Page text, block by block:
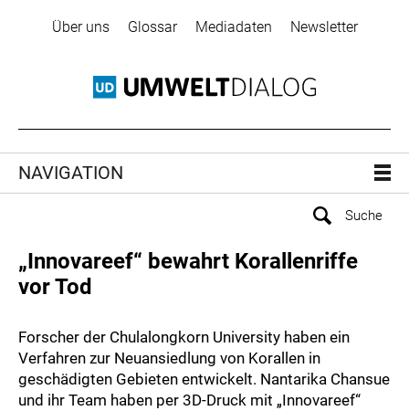
Über uns Glossar Mediadaten Newsletter
NAVIGATION
„Innovareef“ bewahrt Korallenriffe
vor Tod
Forscher der Chulalongkorn University haben ein
Verfahren zur Neuansiedlung von Korallen in
geschädigten Gebieten entwickelt. Nantarika Chansue
und ihr Team haben per 3D-Druck mit „Innovareef“